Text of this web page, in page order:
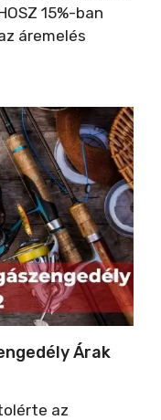
15%-ban
áremelés
Árak
az